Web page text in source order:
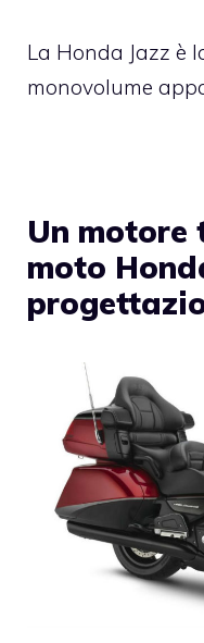
La Honda Jazz è
monovolume
Un motore
moto